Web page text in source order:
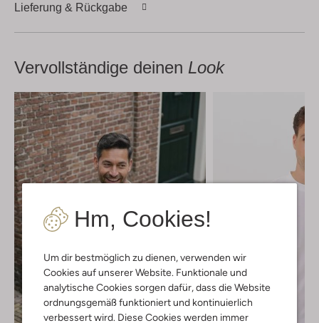
Hm, Cookies!
Um dir bestmöglich zu dienen, verwenden wir
Cookies auf unserer Website. Funktionale und
analytische Cookies sorgen dafür, dass die Website
ordnungsgemäß funktioniert und kontinuierlich
verbessert wird. Diese Cookies werden immer
Lieferung & Rückgabe
Vervollständige deinen Look